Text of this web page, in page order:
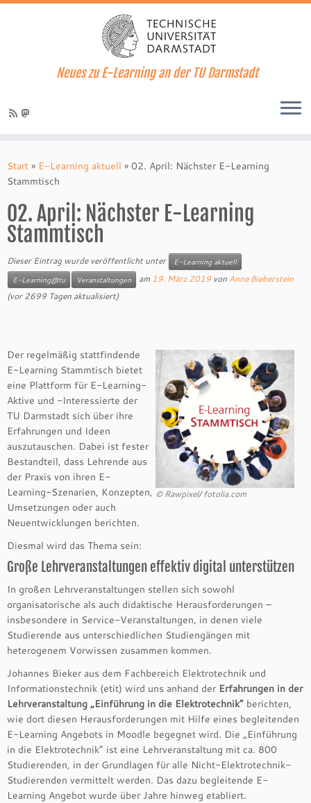
Inhalt
springen
Neues zu E-Learning an der TU Darmstadt
Start » E-Learning aktuell » 02. April: Nächster E-Learning
Stammtisch
02. April: Nächster E-Learning
Stammtisch
Dieser Eintrag wurde veröffentlicht unter
E-Learning aktuell
E-Learning@tu
Veranstaltungen am 19. März 2019 von Anne Bieberstein
(vor 2699 Tagen aktualisiert)
© Rawpixel/ fotolia.com
Der regelmäßig stattfindende
E-Learning Stammtisch bietet
eine Plattform für E-Learning-
Aktive und -Interessierte der
TU Darmstadt sich über ihre
Erfahrungen und Ideen
auszutauschen. Dabei ist fester
Bestandteil, dass Lehrende aus
der Praxis von ihren E-
Learning-Szenarien, Konzepten,
Umsetzungen oder auch
Neuentwicklungen berichten.
Diesmal wird das Thema sein:
Große Lehrveranstaltungen effektiv digital unterstützen
In großen Lehrveranstaltungen stellen sich sowohl
organisatorische als auch didaktische Herausforderungen –
insbesondere in Service-Veranstaltungen, in denen viele
Studierende aus unterschiedlichen Studiengängen mit
heterogenem Vorwissen zusammen kommen.
Johannes Bieker aus dem Fachbereich Elektrotechnik und
Informationstechnik (etit) wird uns anhand der Erfahrungen in der
Lehrveranstaltung „Einführung in die Elektrotechnik“ berichten,
wie dort diesen Herausforderungen mit Hilfe eines begleitenden
E-Learning Angebots in Moodle begegnet wird. Die „Einführung
in die Elektrotechnik“ ist eine Lehrveranstaltung mit ca. 800
Studierenden, in der Grundlagen für alle Nicht-Elektrotechnik-
Studierenden vermittelt werden. Das dazu begleitende E-
Learning Angebot wurde über Jahre hinweg etabliert.